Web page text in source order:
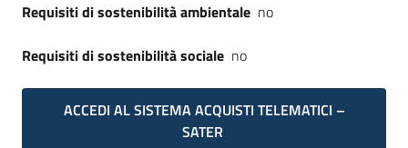
Requisiti di sostenibilità ambientale no
Requisiti di sostenibilità sociale no
ACCEDI AL SISTEMA ACQUISTI TELEMATICI –
SATER